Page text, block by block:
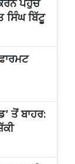
ਪਹੁੰਚੇ
ਸਿੰਘ ਬਿੱਟੂ
ਤੋਂ ਬਾਹਰ: